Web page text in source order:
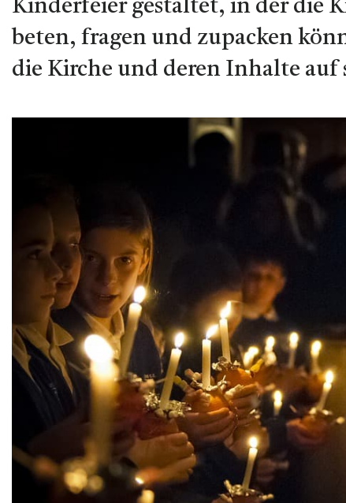
Kinderfeier gestaltet, in der die
beten, fragen und zupacken
die Kirche und deren Inhalte auf